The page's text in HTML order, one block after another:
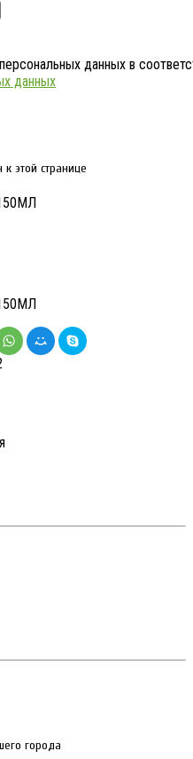
данных в
данных
этой странице
города